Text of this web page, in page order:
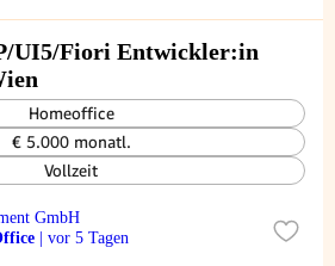
UI5/Fiori Entwickler:in
Homeoffice
€ 5.000 monatl.
Vollzeit
GmbH
| vor 5 Tagen